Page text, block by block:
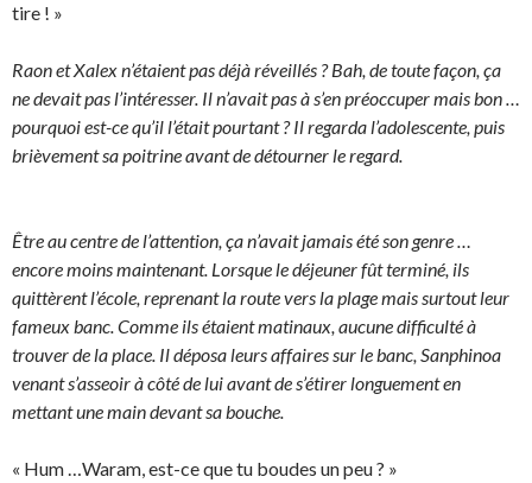
tire ! »
Raon et Xalex n’étaient pas déjà réveillés ? Bah, de toute façon, ça
ne devait pas l’intéresser. Il n’avait pas à s’en préoccuper mais bon …
pourquoi est-ce qu’il l’était pourtant ? Il regarda l’adolescente, puis
brièvement sa poitrine avant de détourner le regard.
Être au centre de l’attention, ça n’avait jamais été son genre …
encore moins maintenant. Lorsque le déjeuner fût terminé, ils
quittèrent l’école, reprenant la route vers la plage mais surtout leur
fameux banc. Comme ils étaient matinaux, aucune difficulté à
trouver de la place. Il déposa leurs affaires sur le banc, Sanphinoa
venant s’asseoir à côté de lui avant de s’étirer longuement en
mettant une main devant sa bouche.
« Hum …Waram, est-ce que tu boudes un peu ? »